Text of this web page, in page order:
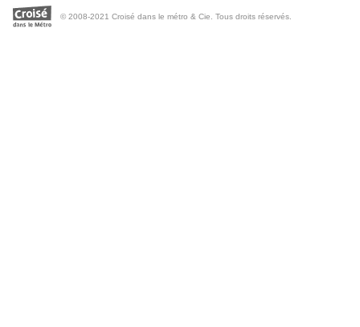
© 2008-2021 Croisé dans le métro & Cie. Tous droits réservés.